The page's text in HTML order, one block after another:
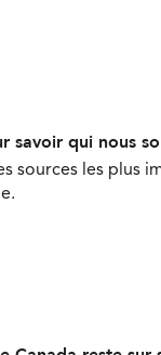
savoir qui nous
sources les plus